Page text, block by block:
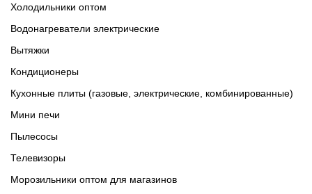
Холодильники оптом
Водонагреватели электрические
Вытяжки
Кондиционеры
Кухонные плиты (газовые, электрические, комбинированные)
Мини печи
Пылесосы
Телевизоры
Морозильники оптом для магазинов